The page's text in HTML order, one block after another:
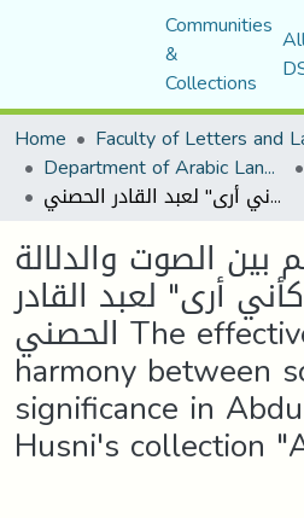
Communities
&
Collections
Home
Department of Arabic Language and Literature
فاعمية التناغم بين الصوت والدلالة في ديوان "كأني أرى" لعبد القادر الحصني The effectiveness of the harmony between sound and significance in Abdul Qadir Al Husni's collection "As I See"
بين الصوت والدلالة
أرى" لعبد القادر
الحصني The effectiveness of the
harmony between
significance in
Husni's collection